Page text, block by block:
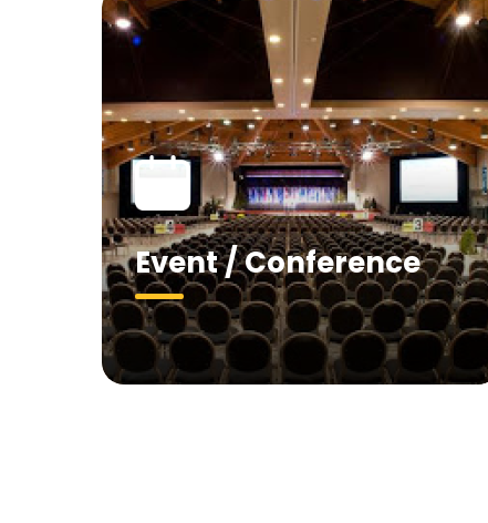
Event / Conference